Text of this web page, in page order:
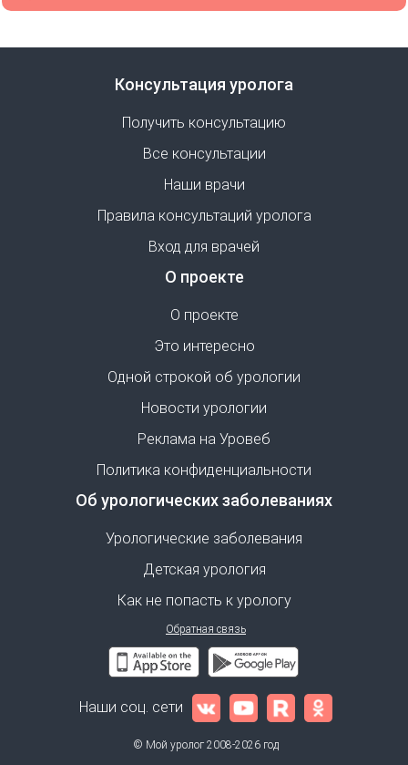
Консультация уролога
Получить консультацию
Все консультации
Наши врачи
Правила консультаций уролога
Вход для врачей
О проекте
О проекте
Это интересно
Одной строкой об урологии
Новости урологии
Реклама на Уровеб
Политика конфиденциальности
Об урологических заболеваниях
Урологические заболевания
Детская урология
Как не попасть к урологу
Обратная связь
Наши соц. сети
© Мой уролог 2008-2026 год